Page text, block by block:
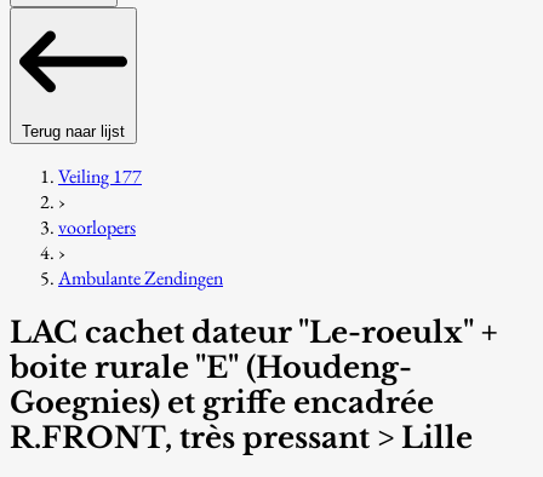
Terug naar lijst
Veiling 177
›
voorlopers
›
Ambulante Zendingen
LAC cachet dateur "Le-roeulx" +
boite rurale "E" (Houdeng-
Goegnies) et griffe encadrée
R.FRONT, très pressant > Lille